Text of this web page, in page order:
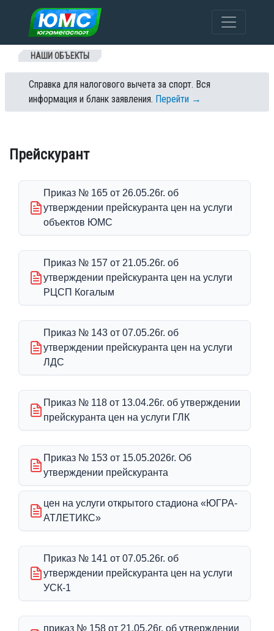
Перейти к содержанию
НАШИ ОБЪЕКТЫ
Справка для налогового вычета за спорт. Вся
информация и бланк заявления. Перейти →
Прейскурант
Приказ № 165 от 26.05.26г. об
утверждении прейскуранта цен на услуги
объектов ЮМС
Приказ № 157 от 21.05.26г. об
утверждении прейскуранта цен на услуги
РЦСП Когалым
Приказ № 143 от 07.05.26г. об
утверждении прейскуранта цен на услуги
ЛДС
Приказ № 118 от 13.04.26г. об утверждении
прейскуранта цен на услуги ГЛК
Приказ № 153 от 15.05.2026г. Об
утверждении прейскуранта
цен на услуги открытого стадиона «ЮГРА-
АТЛЕТИКС»
Приказ № 141 от 07.05.26г. об
утверждении прейскуранта цен на услуги
УСК-1
приказ № 158 от 21.05.26г. об утверждении